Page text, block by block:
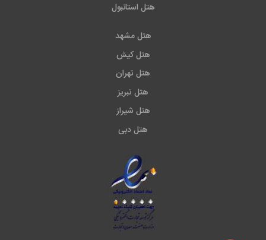
هتل استانبول
هتل مشهد
هتل کیش
هتل تهران
هتل تبریز
هتل شیراز
هتل دبی